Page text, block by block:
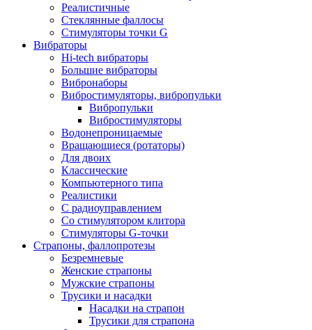
Реалистичные
Стеклянные фаллосы
Стимуляторы точки G
Вибраторы
Hi-tech вибраторы
Большие вибраторы
Вибронаборы
Вибростимуляторы, вибропульки
Вибропульки
Вибростимуляторы
Водонепроницаемые
Вращающиеся (ротаторы)
Для двоих
Классические
Компьютерного типа
Реалистики
С радиоуправлением
Со стимулятором клитора
Стимуляторы G-точки
Страпоны, фаллопротезы
Безремневые
Женские страпоны
Мужские страпоны
Трусики и насадки
Насадки на страпон
Трусики для страпона